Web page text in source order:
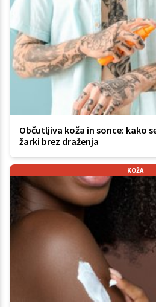
Občutljiva koža in sonce: kako
žarki brez draženja
KOŽA